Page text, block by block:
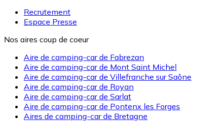
Recrutement
Espace Presse
Nos aires coup de coeur
Aire de camping-car de Fabrezan
Aire de camping-car de Mont Saint Michel
Aire de camping-car de Villefranche sur Saône
Aire de camping-car de Royan
Aire de camping-car de Sarlat
Aire de camping-car de Pontenx les Forges
Aires de camping-car de Bretagne